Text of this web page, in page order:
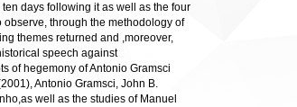
days following it as well as the four
through the methodology of
themes returned and ,moreover,
speech against
of hegemony of Antonio Gramsci
Antonio Gramsci, John B.
well as the studies of Manuel